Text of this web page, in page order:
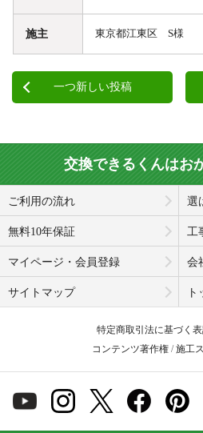
施主 東京都江東区 S様
一つ新しい投稿
交換できるくんはお
ご利用の流れ 選
無料10年保証 工
マイページ・会員登録 会
サイトマップ
特定商取引法に基づく
コンテンツ著作権
施工